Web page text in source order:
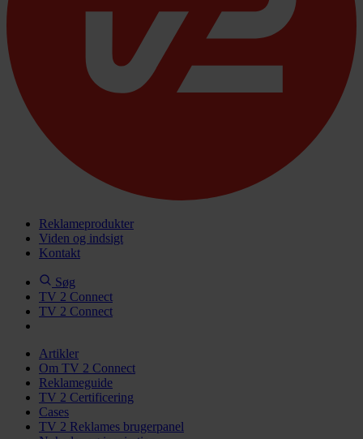
Reklameprodukter
Viden og indsigt
Kontakt
Søg
TV 2 Connect
TV 2 Connect
Artikler
Om TV 2 Connect
Reklameguide
TV 2 Certificering
Cases
TV 2 Reklames brugerpanel